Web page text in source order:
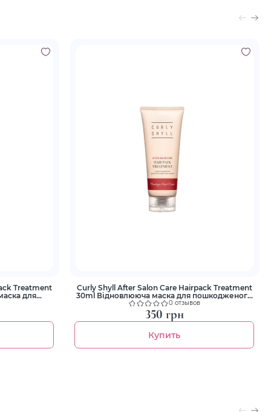
Treatment
для
Curly Shyll After Salon Care Hairpack Treatment
30ml Відновлююча маска для пошкодженого
волосся0 отзывов
350 грн
Купить